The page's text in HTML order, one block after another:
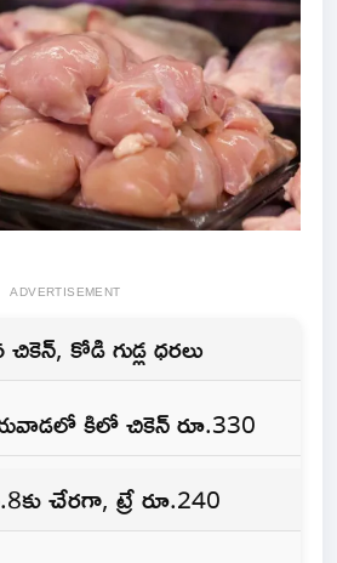
ADVERTISEMENT
కోడి గుడ్ల ధరలు
కిలో చికెన్‌ రూ.330
చేరగా, ట్రే రూ.240